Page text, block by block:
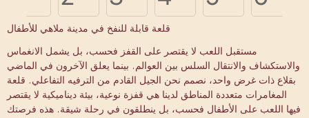
قلعة قابلة للنفخ في مدينة ملاهي للأطفال
مستقبل اللعب لا يقتصر على القفز فحسب، بل يشمل الانغماس
والاستكشاف والانتقال السلس بين العوالم. بينما يعلق الآخرون في الماضي
بقلاع ذات غرض واحد، نصمم نحن الجيل القادم من الترفيه التفاعلي. قلعة
المغامرات متعددة المناطق لدينا هي قفزة نوعية، بيئة ديناميكية لا يقتصر
فيها اللعب على الأطفال فحسب، بل ينطلقون في رحلة شيقة. هذه فرصتك